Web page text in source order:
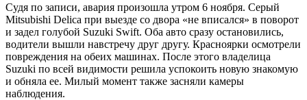
Судя по записи, авария произошла утром 6 ноября. Серый
Mitsubishi Delica при выезде со двора «не вписался» в поворот
и задел голубой Suzuki Swift. Оба авто сразу остановились,
водители вышли навстречу друг другу. Красноярки осмотрели
повреждения на обеих машинах. После этого владелица
Suzuki по всей видимости решила успокоить новую знакомую
и обняла ее. Милый момент также засняли камеры
наблюдения.